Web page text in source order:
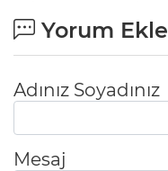
Yorum Ekle
Adınız Soyadınız
Mesaj